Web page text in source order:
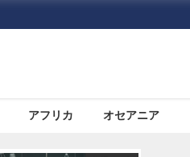
アフリカ オセアニア